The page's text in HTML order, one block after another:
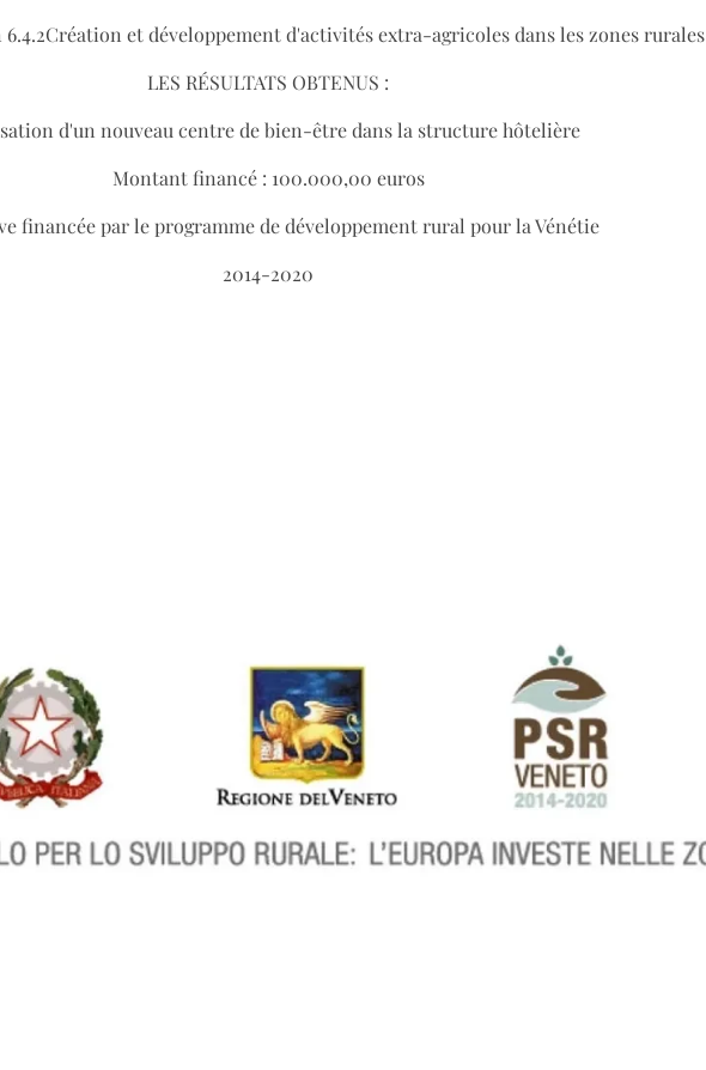
et développement d'activités extra-agricoles dans les zones rurales
LES RÉSULTATS OBTENUS :
d'un nouveau centre de bien-être dans la structure hôtelière
Montant financé : 100.000,00 euros
financée par le programme de développement rural pour la Vénétie
2014-2020